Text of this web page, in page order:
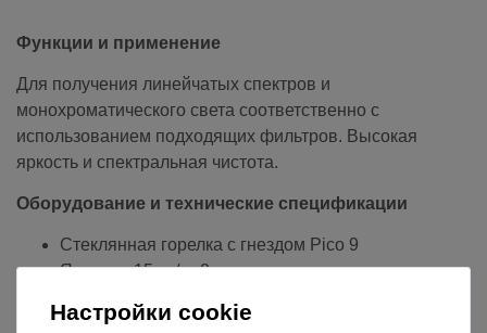
Функции и применение
Для получения линейчатых спектров и
монохроматического света соответственно с
использованием подходящих фильтров. Высокая
яркость и спектральная чистота.
Оборудование и технические спецификации
Стеклянная горелка с гнездом Pico 9
Яркость: 15 кд/см2
Положение: вертикальное
Настройки cookie